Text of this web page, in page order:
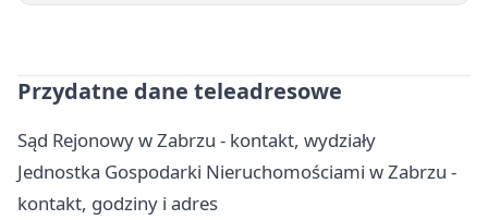
Przydatne dane teleadresowe
Sąd Rejonowy w Zabrzu - kontakt, wydziały
Jednostka Gospodarki Nieruchomościami w Zabrzu -
kontakt, godziny i adres